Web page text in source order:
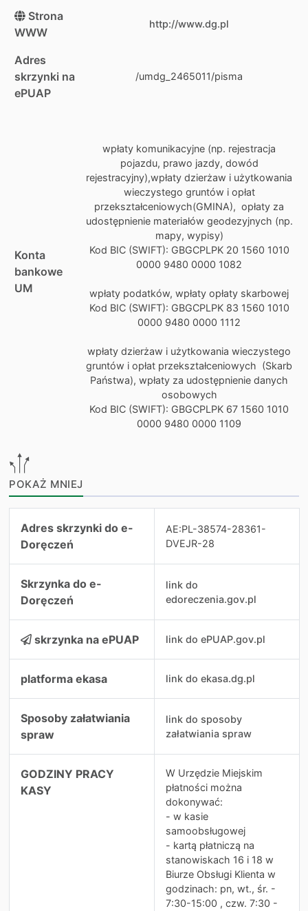
Strona
WWW
http://www.dg.pl
Adres
skrzynki na
ePUAP
/umdg_2465011/pisma
Konta
bankowe
UM
wpłaty komunikacyjne (np. rejestracja
pojazdu, prawo jazdy, dowód
rejestracyjny),wpłaty dzierżaw i użytkowania
wieczystego gruntów i opłat
przekształceniowych(GMINA), opłaty za
udostępnienie materiałów geodezyjnych (np.
mapy, wypisy)
Kod BIC (SWIFT): GBGCPLPK 20 1560 1010
0000 9480 0000 1082
wpłaty podatków, wpłaty opłaty skarbowej
Kod BIC (SWIFT): GBGCPLPK 83 1560 1010
0000 9480 0000 1112
wpłaty dzierżaw i użytkowania wieczystego
gruntów i opłat przekształceniowych (Skarb
Państwa), wpłaty za udostępnienie danych
osobowych
Kod BIC (SWIFT): GBGCPLPK 67 1560 1010
0000 9480 0000 1109
POKAŻ MNIEJ
Adres skrzynki do e-
Doręczeń
AE:PL-38574-28361-
DVEJR-28
Skrzynka do e-
Doręczeń
link do
edoreczenia.gov.pl
skrzynka na ePUAP link do ePUAP.gov.pl
platforma ekasa link do ekasa.dg.pl
Sposoby załatwiania
spraw
link do sposoby
załatwiania spraw
GODZINY PRACY
KASY
W Urzędzie Miejskim
płatności można
dokonywać:
- w kasie
samoobsługowej
- kartą płatniczą na
stanowiskach 16 i 18 w
Biurze Obsługi Klienta w
godzinach: pn, wt., śr. -
7:30-15:00 , czw. 7:30 -